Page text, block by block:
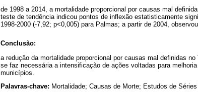
de 1998 a 2014, a mortalidade proporcional por causas mal
teste de tendência indicou pontos de inflexão estatisticamente
1998-2000 (-7,92; p<0,005) para Palmas; a partir de 2004,
Conclusão:
a redução da mortalidade proporcional por causas mal definidas
se faz necessária a intensificação de ações voltadas para
municípios.
Palavras-chave: Mortalidade; Causas de Morte; Estudos de Séries